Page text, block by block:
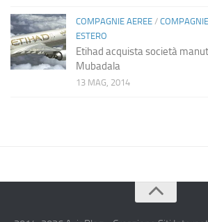
COMPAGNIE AEREE /
ESTERO
Etihad acquista società
Mubadala
13 MAG, 2014